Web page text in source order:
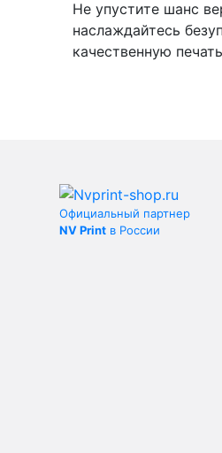
Не упустите шанс
наслаждайтесь
качественную
Официальный партнер
NV Print в России